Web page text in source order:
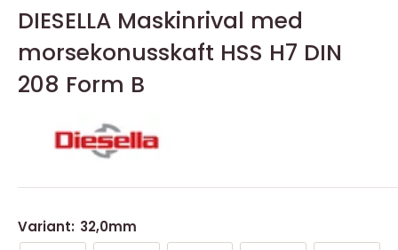
DIESELLA Maskinrival med
morsekonusskaft HSS H7 DIN
208 Form B
Variant: 32,0mm